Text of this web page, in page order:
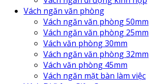
Vách ngăn văn phòng
Vách ngăn văn phòng 50mm
Vách ngăn văn phòng 25mm
Vách văn phòng 30mm
Vách ngăn văn phòng 32mm
Vách văn phòng 45mm
Vách ngăn mặt bàn làm việc